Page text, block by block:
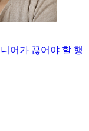
어가 끊어야 할 행